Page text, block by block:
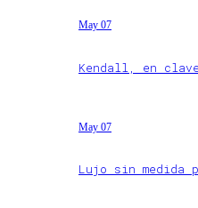
May 07
Kendall, en
May 07
Lujo sin medida